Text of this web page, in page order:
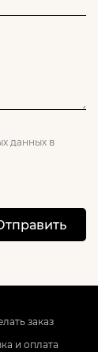
данных в
заказ
и оплата